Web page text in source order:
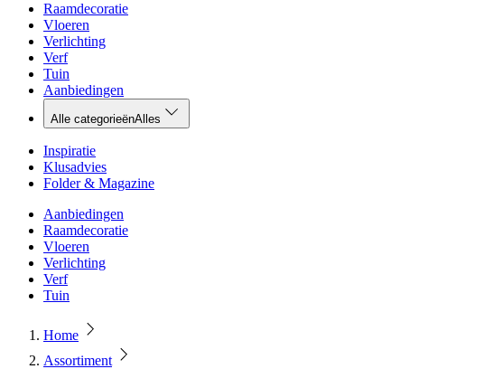
Raamdecoratie
Vloeren
Verlichting
Verf
Tuin
Aanbiedingen
Alle categorieënAlles
Inspiratie
Klusadvies
Folder & Magazine
Aanbiedingen
Raamdecoratie
Vloeren
Verlichting
Verf
Tuin
Home
Assortiment